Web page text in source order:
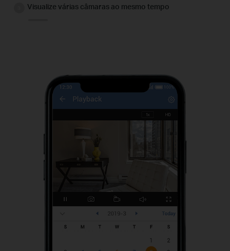
Visualize várias câmaras ao mesmo tempo